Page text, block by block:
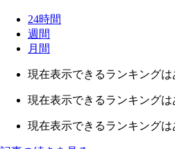
24時間
週間
月間
現在表示できるランキングは
現在表示できるランキングは
現在表示できるランキングは